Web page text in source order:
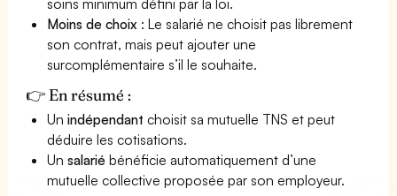
Moins de choix : Le salarié ne choisit pas librement
son contrat, mais peut ajouter une
surcomplémentaire s’il le souhaite.
👉 En résumé :
Unindépendant choisit sa mutuelle TNS et peut
déduire les cotisations.
Unsalarié bénéficie automatiquement d’une
mutuelle collective proposée par son employeur.